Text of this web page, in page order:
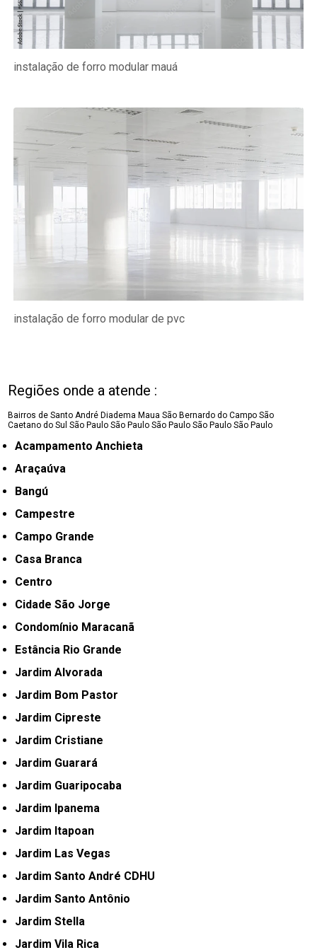
instalação de forro modular mauá
instalação de forro modular de pvc
Regiões onde a atende :
Bairros de Santo André Diadema Maua São Bernardo do Campo São
Caetano do SulSão Paulo São Paulo São Paulo São Paulo São Paulo
Acampamento Anchieta
Araçaúva
Bangú
Campestre
Campo Grande
Casa Branca
Centro
Cidade São Jorge
Condomínio Maracanã
Estância Rio Grande
Jardim Alvorada
Jardim Bom Pastor
Jardim Cipreste
Jardim Cristiane
Jardim Guarará
Jardim Guaripocaba
Jardim Ipanema
Jardim Itapoan
Jardim Las Vegas
Jardim Santo André CDHU
Jardim Santo Antônio
Jardim Stella
Jardim Vila Rica